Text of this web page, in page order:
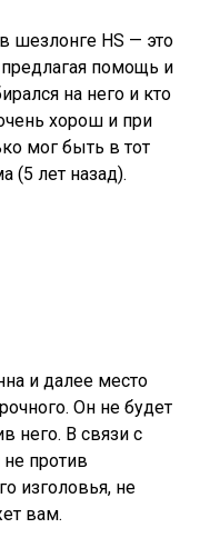
шезлонге HS — это
помощь и
на него и кто
хорош и при
мог быть в тот
(5 лет назад).
и далее место
Он не будет
него. В связи с
не против
изголовья, не
вам.